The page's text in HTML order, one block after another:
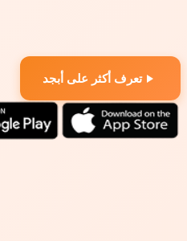
تعرف أكثر على أبجد